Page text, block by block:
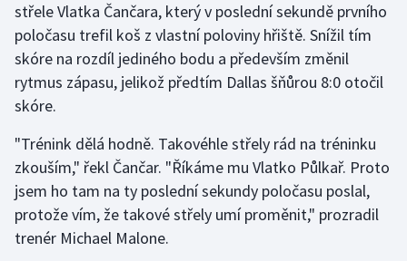
Plážový volejbal
Ragby
Rychlobruslení
Rychlostní kanoistika
Short track
Sportovní střelba
střele Vlatka Čančara, který v poslední sekundě prvního
poločasu trefil koš z vlastní poloviny hřiště. Snížil tím
skóre na rozdíl jediného bodu a především změnil
rytmus zápasu, jelikož předtím Dallas šňůrou 8:0 otočil
skóre.
"Trénink dělá hodně. Takovéhle střely rád na tréninku
zkouším," řekl Čančar. "Říkáme mu Vlatko Půlkař. Proto
jsem ho tam na ty poslední sekundy poločasu poslal,
protože vím, že takové střely umí proměnit," prozradil
trenér Michael Malone.